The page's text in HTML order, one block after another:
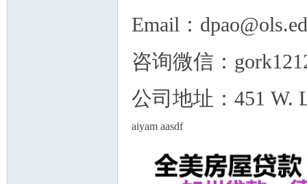
Email：
咨询微信：
公司地址：451 W.
aiyam aasdf